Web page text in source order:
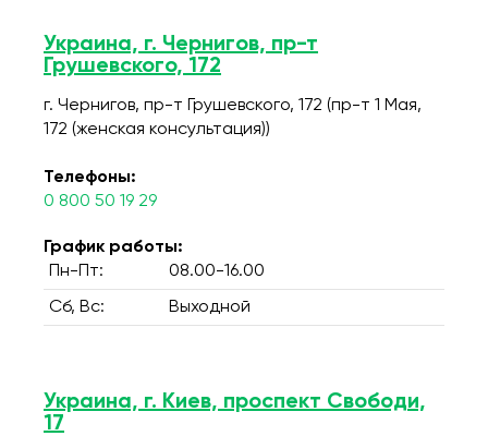
Украина, г. Чернигов, пр-т
Грушевского, 172
г. Чернигов, пр-т Грушевского, 172 (пр-т 1 Мая,
172 (женская консультация))
Телефоны:
0 800 50 19 29
График работы:
Пн-Пт:
08.00-16.00
Сб, Вс: Выходной
Украина, г. Киев, проспект Свободи,
17